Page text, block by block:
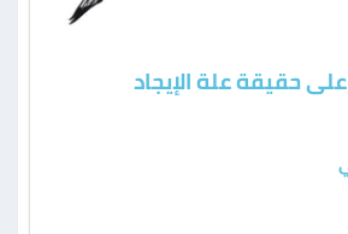
حقيقة علة الإيجاد